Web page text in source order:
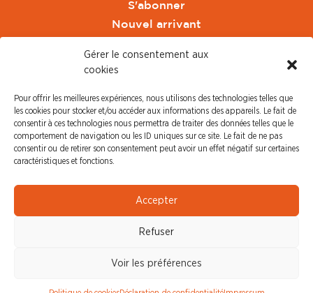
Gérer le consentement aux
cookies
Pour offrir les meilleures expériences, nous utilisons des technologies telles que
les cookies pour stocker et/ou accéder aux informations des appareils. Le fait de
consentir à ces technologies nous permettra de traiter des données telles que le
comportement de navigation ou les ID uniques sur ce site. Le fait de ne pas
consentir ou de retirer son consentement peut avoir un effet négatif sur certaines
caractéristiques et fonctions.
Accepter
Refuser
Voir les préférences
S'abonner
Nouvel arrivant
CFDT Cadres
CFDT Retraités
L'UFFA
PRESSE
Communiqué de Presse
Revue de Presse
© CFDT Orange | Mentions Légales | Protection des